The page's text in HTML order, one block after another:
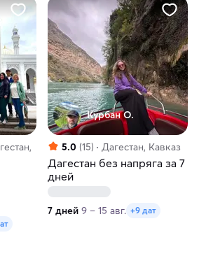
Курбан О.
5.0 (15) Дагестан, Кавказ
Дагестан без напряга за 7
дней
7 дней 9 – 15 авг. +9 дат